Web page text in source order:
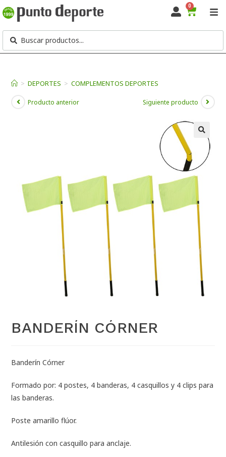
0
> DEPORTES > COMPLEMENTOS DEPORTES
Producto anterior Siguiente producto
BANDERÍN CÓRNER
Banderín Córner
Formado por: 4 postes, 4 banderas, 4 casquillos y 4 clips para
las banderas.
Poste amarillo flúor.
Antilesión con casquillo para anclaje.